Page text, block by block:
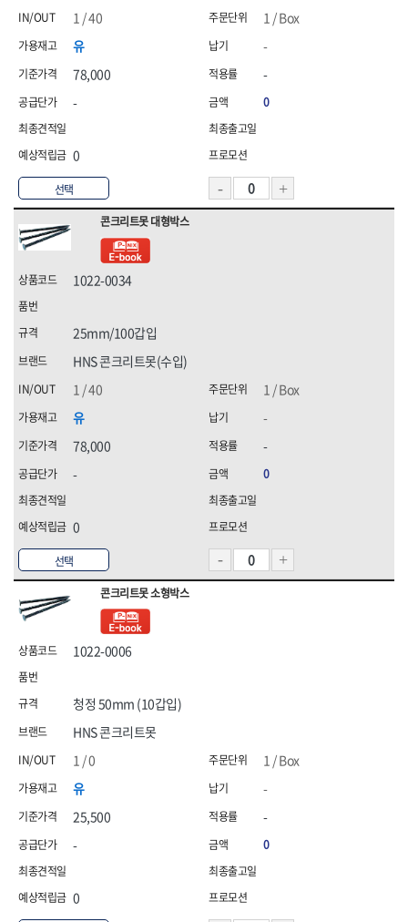
선택
1 / Box
유
78,000
-
0
1 / 40
-
-
0
선택
콘크리트못 대형박스
1022-0034
HNS 콘크리트못(수입)
1 / Box
유
78,000
-
0
25mm/100갑입
1 / 40
-
-
0
콘크리트못 소형박스
1022-0006
HNS 콘크리트못
1 / Box
유
25,500
-
0
청정 50mm (10갑입)
1 / 0
-
-
0